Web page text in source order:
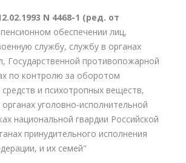
N 4468-1 (ред. от
обеспечении лиц,
службу, службу в органах
Государственной противопожарной
по контролю за оборотом
средств и психотропных веществ,
уголовно-исполнительной
национальной гвардии Российской
принудительного исполнения
и их семей"